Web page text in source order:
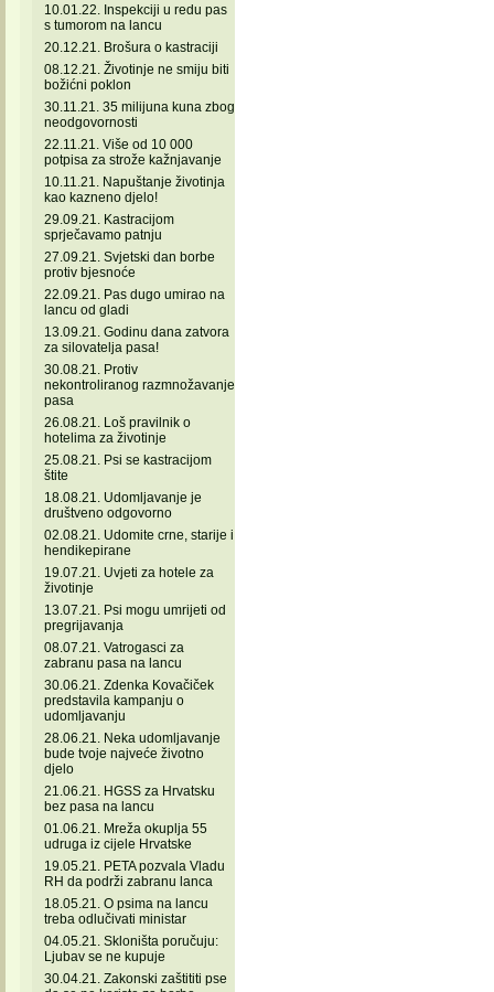
10.01.22. Inspekciji u redu pas
s tumorom na lancu
20.12.21. Brošura o kastraciji
08.12.21. Životinje ne smiju biti
božićni poklon
30.11.21. 35 milijuna kuna zbog
neodgovornosti
22.11.21. Više od 10 000
potpisa za strože kažnjavanje
10.11.21. Napuštanje životinja
kao kazneno djelo!
29.09.21. Kastracijom
sprječavamo patnju
27.09.21. Svjetski dan borbe
protiv bjesnoće
22.09.21. Pas dugo umirao na
lancu od gladi
13.09.21. Godinu dana zatvora
za silovatelja pasa!
30.08.21. Protiv
nekontroliranog razmnožavanje
pasa
26.08.21. Loš pravilnik o
hotelima za životinje
25.08.21. Psi se kastracijom
štite
18.08.21. Udomljavanje je
društveno odgovorno
02.08.21. Udomite crne, starije i
hendikepirane
19.07.21. Uvjeti za hotele za
životinje
13.07.21. Psi mogu umrijeti od
pregrijavanja
08.07.21. Vatrogasci za
zabranu pasa na lancu
30.06.21. Zdenka Kovačiček
predstavila kampanju o
udomljavanju
28.06.21. Neka udomljavanje
bude tvoje najveće životno
djelo
21.06.21. HGSS za Hrvatsku
bez pasa na lancu
01.06.21. Mreža okuplja 55
udruga iz cijele Hrvatske
19.05.21. PETA pozvala Vladu
RH da podrži zabranu lanca
18.05.21. O psima na lancu
treba odlučivati ministar
04.05.21. Skloništa poručuju:
Ljubav se ne kupuje
30.04.21. Zakonski zaštititi pse